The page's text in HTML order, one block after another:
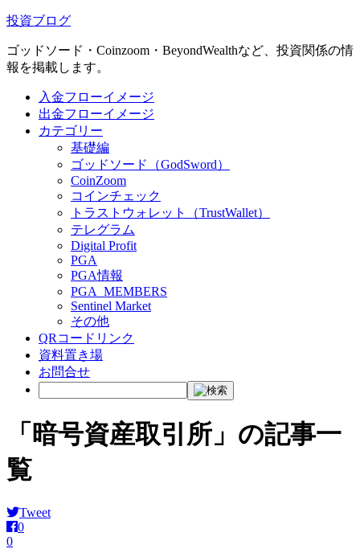
投資ブログ
ゴッドソード・Coinzoom・BeyondWealthなど、投資関係の情
報を掲載します。
入金フローイメージ
出金フローイメージ
カテゴリー
基礎編
ゴッドソード（GodSword）
CoinZoom
コインチェック
トラストウォレット（TrustWallet）
テレグラム
Digital Profit
PGA
PGA情報
PGA_MEMBERS
Sentinel Market
その他
QRコードリンク
資料置き場
お問合せ
「暗号資産取引所」の記事一
覧
Tweet
0
0